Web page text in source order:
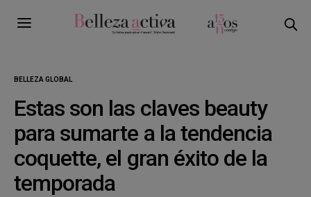
BELLEZA GLOBAL
Estas son las claves beauty
para sumarte a la tendencia
coquette, el gran éxito de la
temporada